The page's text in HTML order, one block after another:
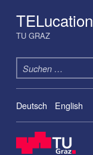
TELucation
TU GRAZ
Suchen nach:
Deutsch English